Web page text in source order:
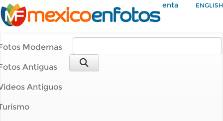
Mi Cuenta ENGLISH
Modernas
Antiguas
Antiguos